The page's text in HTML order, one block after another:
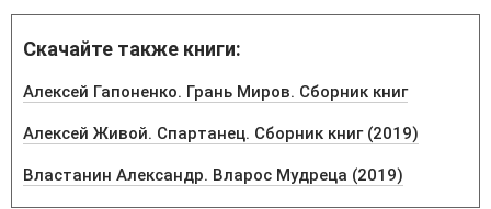
Скачайте также книги:
Алексей Гапоненко. Грань Миров. Сборник книг
Алексей Живой. Спартанец. Сборник книг (2019)
Властанин Александр. Вларос Мудреца (2019)